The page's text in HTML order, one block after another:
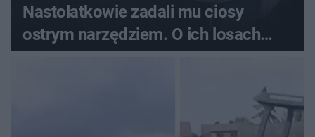
Nastolatkowie zadali mu ciosy
ostrym narzędziem. O ich losach
zdecyduje sąd rodzinny